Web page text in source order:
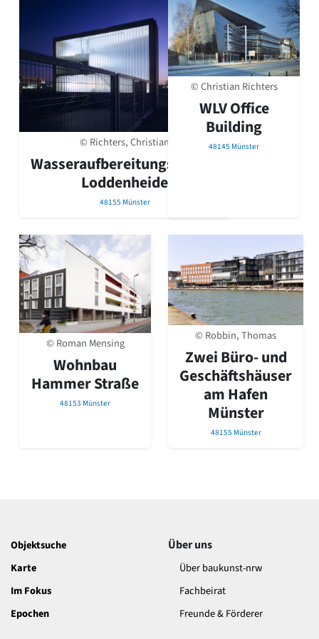
© Richters, Christian
Wasseraufbereitungsanlage
Loddenheide
48155 Münster
© Christian Richters
WLV Office
Building
48145 Münster
© Roman Mensing
Wohnbau
Hammer Straße
48153 Münster
© Robbin, Thomas
Zwei Büro- und
Geschäftshäuser
am Hafen
Münster
48155 Münster
Objektsuche
Karte
Im Fokus
Epochen
Über uns
Über baukunst-nrw
Fachbeirat
Freunde & Förderer